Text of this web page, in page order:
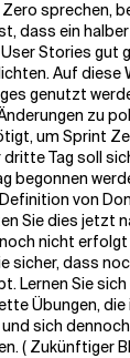
sprechen,
dass ein
Stories gut
Auf diese
genutzt
zu
um Sprint
dritte Tag soll
begonnen
von
Sie dies jetzt
nicht
sicher, dass
Lernen Sie
Übungen,
sich
( Zukünftiger